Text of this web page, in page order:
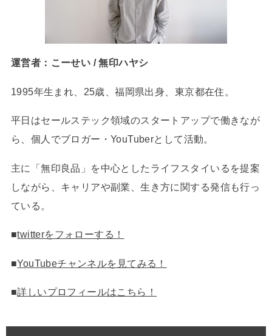
運営者：こーせい / 無印ハヤシ
1995年生まれ、25歳、福岡県出身、東京都在住。
平日はセールステック領域のスタートアップで働きなが
ら、個人でブロガー・YouTuberとして活動。
主に「無印良品」を中心としたライフスタイいるを提案
しながら、キャリアや副業、生き方に関する発信も行っ
ている。
■twitterをフォローする！
■YouTubeチャンネルを見てみる！
■詳しいプロフィールはこちら！